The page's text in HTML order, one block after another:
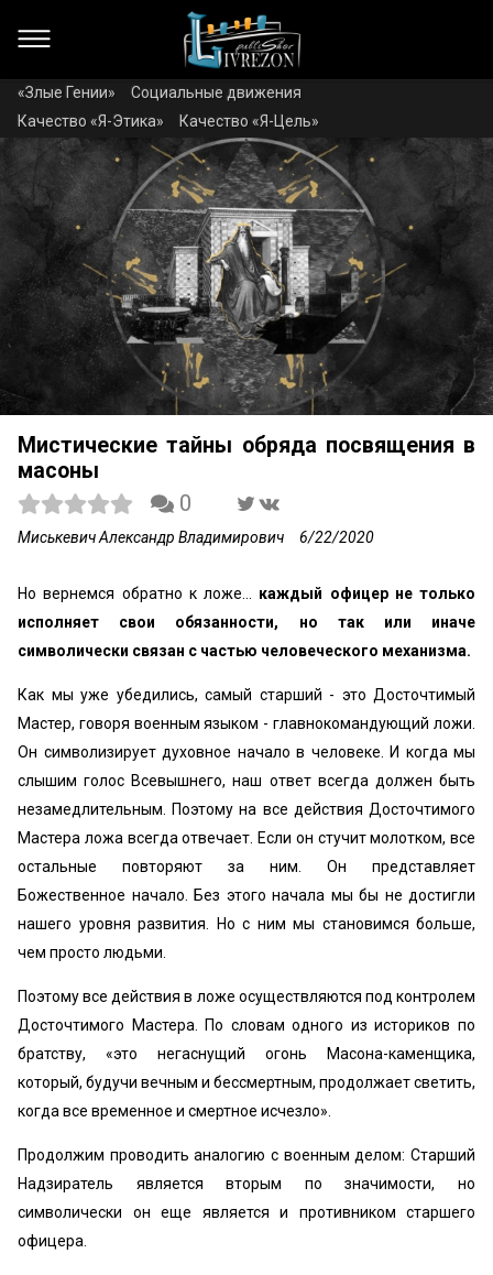
«Злые Гении»
Социальные движения
Качество «Я-Этика»
Качество «Я-Цель»
Мистические тайны обряда посвящения в
масоны
0
Миськевич Александр Владимирович 6/22/2020
Но вернемся обратно к ложе... каждый офицер не только
исполняет свои обязанности, но так или иначе
символически связан с частью человеческого механизма.
Как мы уже убедились, самый старший - это Досточтимый
Мастер, говоря военным языком - главнокомандующий ложи.
Он символизирует духовное начало в человеке. И когда мы
слышим голос Всевышнего, наш ответ всегда должен быть
незамедлительным. Поэтому на все действия Досточтимого
Мастера ложа всегда отвечает. Если он стучит молотком, все
остальные повторяют за ним. Он представляет
Божественное начало. Без этого начала мы бы не достигли
нашего уровня развития. Но с ним мы становимся больше,
чем просто людьми.
Поэтому все действия в ложе осуществляются под контролем
Досточтимого Мастера. По словам одного из историков по
братству, «это негаснущий огонь Масона-каменщика,
который, будучи вечным и бессмертным, продолжает светить,
когда все временное и смертное исчезло».
Продолжим проводить аналогию с военным делом: Старший
Надзиратель является вторым по значимости, но
символически он еще является и противником старшего
офицера.